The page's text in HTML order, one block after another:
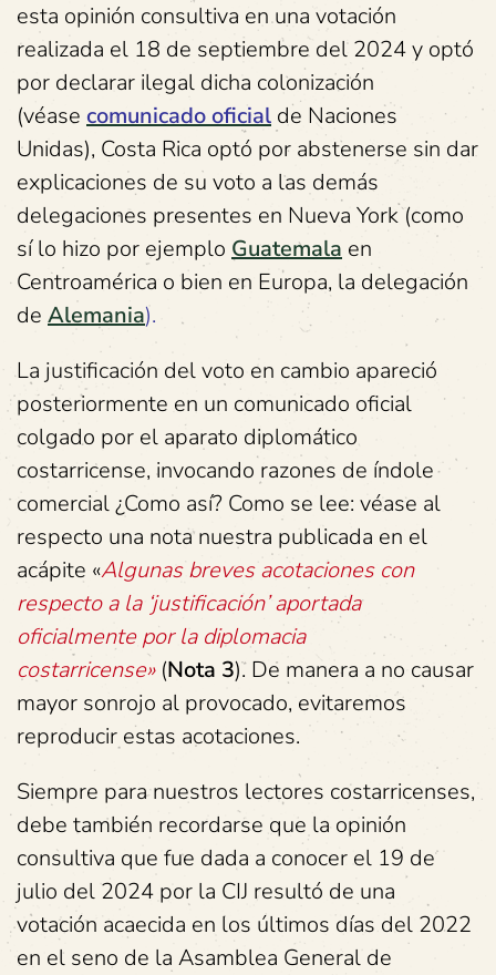
esta opinión consultiva en una votación
realizada el 18 de septiembre del 2024 y optó
por declarar ilegal dicha colonización
(véase comunicado oficial de Naciones
Unidas), Costa Rica optó por abstenerse sin dar
explicaciones de su voto a las demás
delegaciones presentes en Nueva York (como
sí lo hizo por ejemplo Guatemala en
Centroamérica o bien en Europa, la delegación
de Alemania).
La justificación del voto en cambio apareció
posteriormente en un comunicado oficial
colgado por el aparato diplomático
costarricense, invocando razones de índole
comercial ¿Como así? Como se lee: véase al
respecto una nota nuestra publicada en el
acápite «Algunas breves acotaciones con
respecto a la ‘justificación’ aportada
oficialmente por la diplomacia
costarricense»(Nota 3). De manera a no causar
mayor sonrojo al provocado, evitaremos
reproducir estas acotaciones.
Siempre para nuestros lectores costarricenses,
debe también recordarse que la opinión
consultiva que fue dada a conocer el 19 de
julio del 2024 por la CIJ resultó de una
votación acaecida en los últimos días del 2022
en el seno de la Asamblea General de